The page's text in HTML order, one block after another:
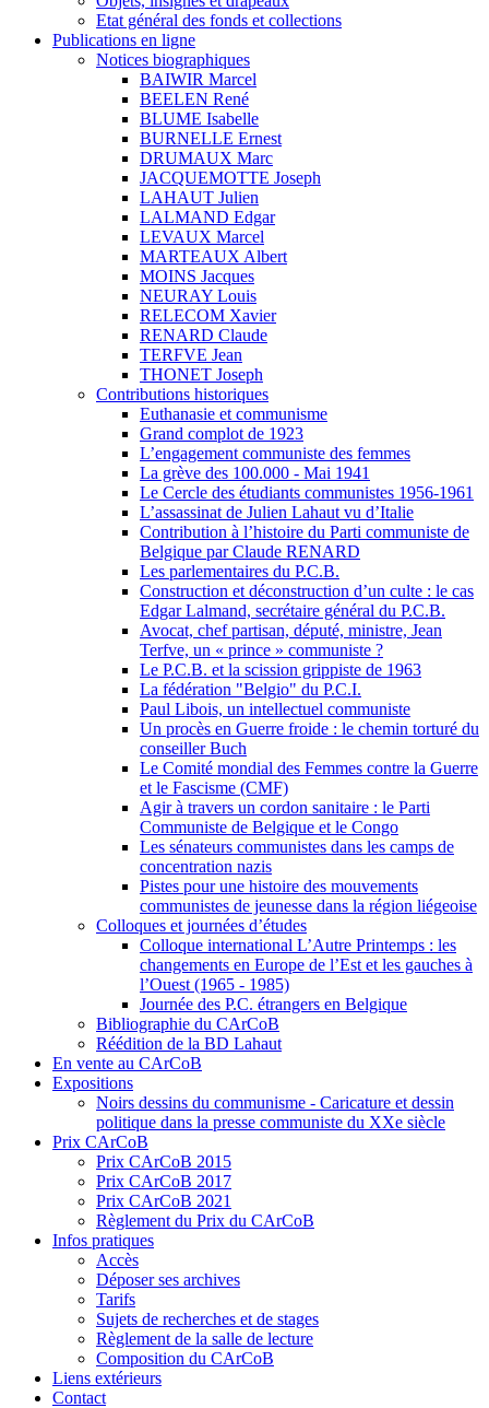
Etat général des fonds et collections
Publications en ligne
Notices biographiques
BAIWIR Marcel
BEELEN René
BLUME Isabelle
BURNELLE Ernest
DRUMAUX Marc
JACQUEMOTTE Joseph
LAHAUT Julien
LALMAND Edgar
LEVAUX Marcel
MARTEAUX Albert
MOINS Jacques
NEURAY Louis
RELECOM Xavier
RENARD Claude
TERFVE Jean
THONET Joseph
Contributions historiques
Euthanasie et communisme
Grand complot de 1923
L’engagement communiste des femmes
La grève des 100.000 - Mai 1941
Le Cercle des étudiants communistes 1956-1961
L’assassinat de Julien Lahaut vu d’Italie
Contribution à l’histoire du Parti communiste de
Belgique par Claude RENARD
Les parlementaires du P.C.B.
Construction et déconstruction d’un culte : le cas
Edgar Lalmand, secrétaire général du P.C.B.
Avocat, chef partisan, député, ministre, Jean
Terfve, un « prince » communiste ?
Le P.C.B. et la scission grippiste de 1963
La fédération "Belgio" du P.C.I.
Paul Libois, un intellectuel communiste
Un procès en Guerre froide : le chemin torturé du
conseiller Buch
Le Comité mondial des Femmes contre la Guerre
et le Fascisme (CMF)
Agir à travers un cordon sanitaire : le Parti
Communiste de Belgique et le Congo
Les sénateurs communistes dans les camps de
concentration nazis
Pistes pour une histoire des mouvements
communistes de jeunesse dans la région liégeoise
Colloques et journées d’études
Colloque international L’Autre Printemps : les
changements en Europe de l’Est et les gauches à
l’Ouest (1965 - 1985)
Journée des P.C. étrangers en Belgique
Bibliographie du CArCoB
Réédition de la BD Lahaut
En vente au CArCoB
Expositions
Noirs dessins du communisme - Caricature et dessin
politique dans la presse communiste du XXe siècle
Prix CArCoB
Prix CArCoB 2015
Prix CArCoB 2017
Prix CArCoB 2021
Règlement du Prix du CArCoB
Infos pratiques
Accès
Déposer ses archives
Tarifs
Sujets de recherches et de stages
Règlement de la salle de lecture
Composition du CArCoB
Liens extérieurs
Contact